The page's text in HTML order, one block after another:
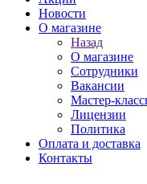
Новости
О магазине
Назад
О магазине
Сотрудники
Вакансии
Мастер-
Лицензии
Политика
Оплата и доставка
Контакты